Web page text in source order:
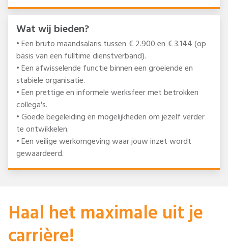
Wat wij bieden?
• Een bruto maandsalaris tussen € 2.900 en € 3.144 (op
basis van een fulltime dienstverband).
• Een afwisselende functie binnen een groeiende en
stabiele organisatie.
• Een prettige en informele werksfeer met betrokken
collega's.
• Goede begeleiding en mogelijkheden om jezelf verder
te ontwikkelen.
• Een veilige werkomgeving waar jouw inzet wordt
gewaardeerd.
Haal het maximale uit je
carrière!